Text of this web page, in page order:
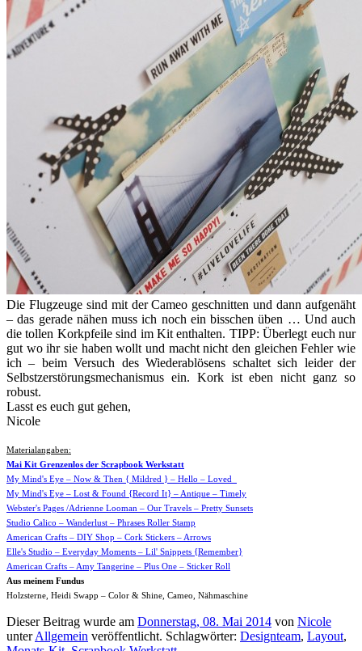
Die Flugzeuge sind mit der Cameo geschnitten und dann aufgenäht
– das gerade nähen muss ich noch ein bisschen üben … Und auch
die tollen Korkpfeile sind im Kit enthalten. TIPP: Überlegt euch nur
gut wo ihr sie haben wollt und macht nicht den gleichen Fehler wie
ich – beim Versuch des Wiederablösens schaltet sich leider der
Selbstzerstörungsmechanismus ein. Kork ist eben nicht ganz so
robust.
Lasst es euch gut gehen,
Nicole
Materialangaben:
Mai Kit Grenzenlos der Scrapbook Werkstatt
My Mind's Eye – Now & Then { Mildred } – Hello – Loved
My Mind's Eye – Lost & Found {Record It} – Antique – Timely
Webster's Pages /Adrienne Looman – Our Travels – Pretty Sunsets
Studio Calico – Wanderlust – Phrases Roller Stamp
American Crafts – DIY Shop – Cork Stickers – Arrows
Elle's Studio – Everyday Moments – Lil' Snippets {Remember}
American Crafts – Amy Tangerine – Plus One – Sticker Roll
Aus meinem Fundus
Holzsterne, Heidi Swapp – Color & Shine, Cameo, Nähmaschine
Dieser Beitrag wurde am Donnerstag, 08. Mai 2014 von Nicole
unterAllgemein veröffentlicht. Schlagwörter: Designteam, Layout,